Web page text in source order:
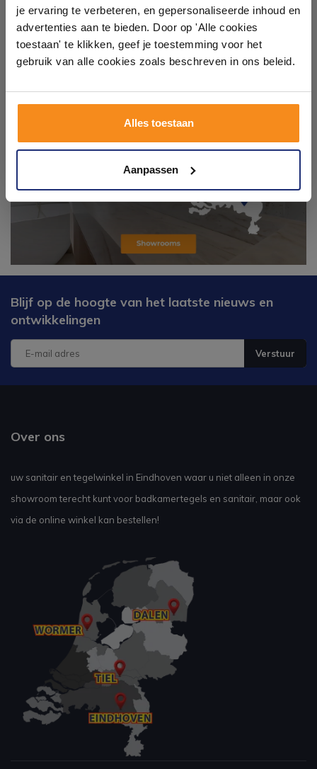
je ervaring te verbeteren, en gepersonaliseerde inhoud en
advertenties aan te bieden. Door op 'Alle cookies
toestaan' te klikken, geef je toestemming voor het
gebruik van alle cookies zoals beschreven in ons beleid.
Alles toestaan
Aanpassen
Blijf op de hoogte van het laatste nieuws en
ontwikkelingen
Verstuur
Over ons
uw sanitair en tegelwinkel in Eindhoven waar u niet alleen in onze
showroom terecht kunt voor badkamertegels en sanitair, maar ook
via de online winkel kan bestellen!
Laat je inspireren door 21 volledig ingerichte
badkameropstellingen – van compact tot luxe. Onze
ervaren adviseurs helpen je persoonlijk, en je vindt
tegels & sanitair direct uit voorraad. Gratis parkeren
op eigen terrein.
Kom langs en ervaar zelf het verschil!